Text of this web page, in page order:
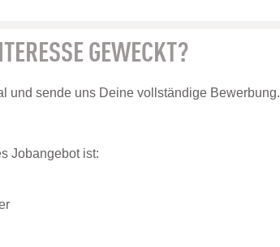
GEWECKT?
und sende uns Deine vollständige Bewerbung.
Jobangebot ist: